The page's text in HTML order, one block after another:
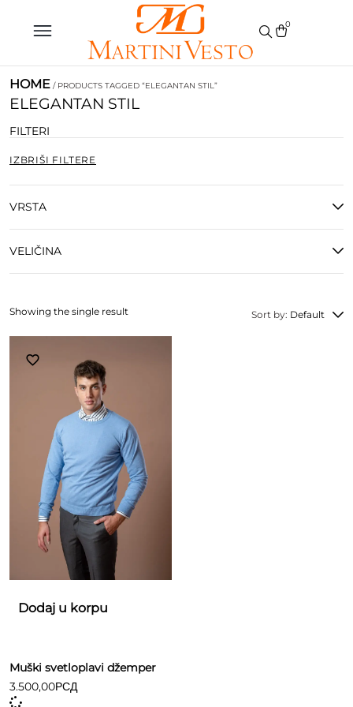
0
HOME / PRODUCTS TAGGED “ELEGANTAN STIL”
ELEGANTAN STIL
FILTERI
IZBRIŠI FILTERE
VRSTA
VELIČINA
Sort by: Default
Dodaj u korpu
Muški svetloplavi džemper
3.500,00РСД
Showing the single result